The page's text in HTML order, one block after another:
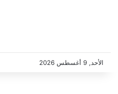
الأحد, 9 أغسطس 2026